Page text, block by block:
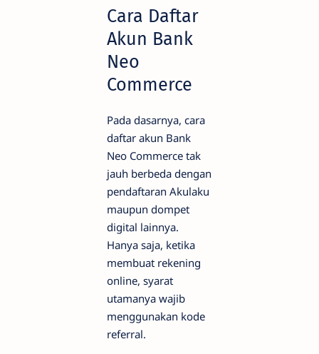
Cara Daftar
Akun Bank
Neo
Commerce
Pada dasarnya, cara
daftar akun Bank
Neo Commerce tak
jauh berbeda dengan
pendaftaran Akulaku
maupun dompet
digital lainnya.
Hanya saja, ketika
membuat rekening
online, syarat
utamanya wajib
menggunakan kode
referral.